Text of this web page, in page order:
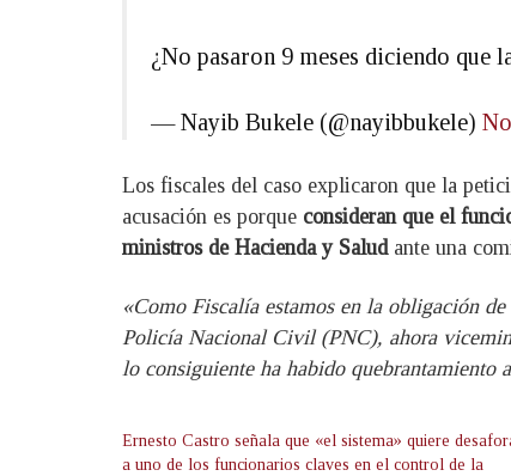
¿No pasaron 9 meses diciendo que
— Nayib Bukele (@nayibbukele)
Los fiscales del caso explicaron que la
acusación es porque consideran que el
ministros de Hacienda y Salud ante una
«Como Fiscalía estamos en la obligación
Policía Nacional Civil (PNC), ahora
lo consiguiente ha habido quebrantamiento
Ernesto Castro señala que «el sistema» quiere
a uno de los funcionarios claves en el control de la